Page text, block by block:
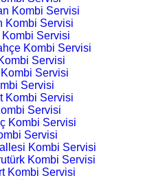
Kombi Servisi
Kombi Servisi
Servisi
Kombi Servisi
Servisi
Servisi
Servisi
Kombi Servisi
Servisi
Kombi Servisi
Servisi
Kombi Servisi
Kombi Servisi
Kombi Servisi